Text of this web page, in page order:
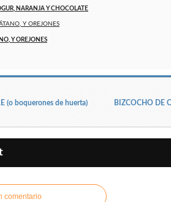
NARANJA Y CHOCOLATE
Y OREJONES
(o boquerones de huerta) BIZCOCHO DE
comentario